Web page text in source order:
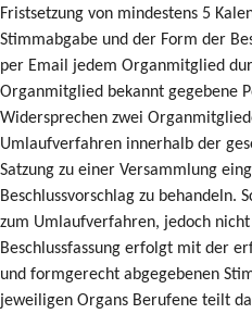
Fristsetzung von mindestens 5
Stimmabgabe und der Form der
per Email jedem Organmitglied
Organmitglied bekannt gegebene
Widersprechen zwei
Umlaufverfahren innerhalb der
Satzung zu einer Versammlung
Beschlussvorschlag zu behandeln.
zum Umlaufverfahren, jedoch nicht
Beschlussfassung erfolgt mit der
und formgerecht abgegebenen
jeweiligen Organs Berufene teilt